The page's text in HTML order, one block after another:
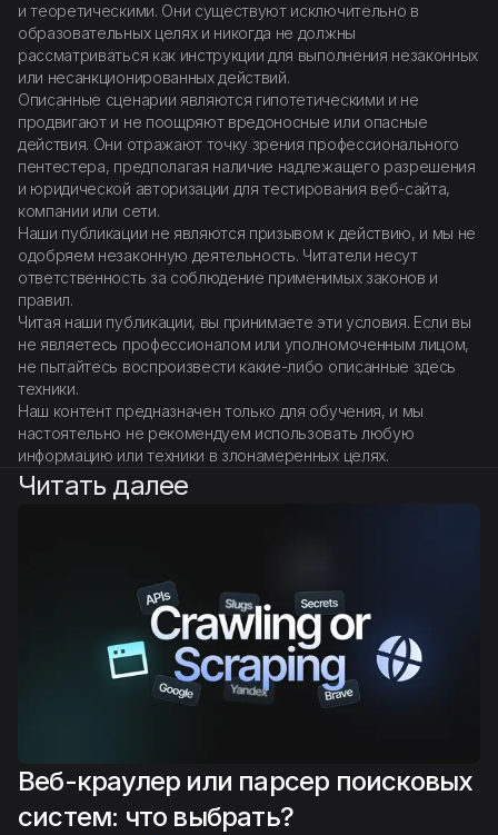
и теоретическими. Они существуют исключительно в
образовательных целях и никогда не должны
рассматриваться как инструкции для выполнения незаконных
или несанкционированных действий.
Описанные сценарии являются гипотетическими и не
продвигают и не поощряют вредоносные или опасные
действия. Они отражают точку зрения профессионального
пентестера, предполагая наличие надлежащего разрешения
и юридической авторизации для тестирования веб-сайта,
компании или сети.
Наши публикации не являются призывом к действию, и мы не
одобряем незаконную деятельность. Читатели несут
ответственность за соблюдение применимых законов и
правил.
Читая наши публикации, вы принимаете эти условия. Если вы
не являетесь профессионалом или уполномоченным лицом,
не пытайтесь воспроизвести какие-либо описанные здесь
техники.
Наш контент предназначен только для обучения, и мы
настоятельно не рекомендуем использовать любую
информацию или техники в злонамеренных целях.
Читать далее
Веб-краулер или парсер поисковых
систем: что выбрать?